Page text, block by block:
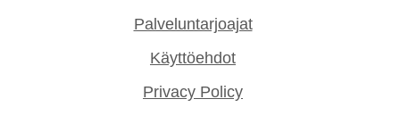
Palveluntarjoajat
Käyttöehdot
Privacy Policy